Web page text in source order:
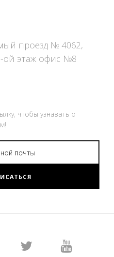
проезд № 4062,
ой этаж офис №8
чтобы узнавать о